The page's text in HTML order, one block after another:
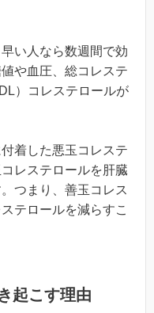
い人なら数週間で効
や血圧、総コレステ
）コレステロールが
着した悪玉コレステ
レステロールを肝臓
つまり、善玉コレス
テロールを減らすこ
起こす理由